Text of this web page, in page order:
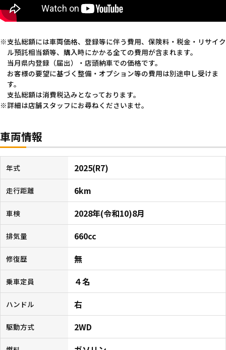
支払総額には車両価格、登録等に伴う費用、保険料・税金・リサイク
ル預託相当額等、購入時にかかる全ての費用が含まれます。
当月県内登録（届出）・店頭納車での価格です。
お客様の要望に基づく整備・オプション等の費用は別途申し受けま
す。
支払総額は消費税込みとなっております。
詳細は店舗スタッフにお尋ねくださいませ。
車両情報
年式 2025(R7)
走行距離 6km
車検 2028年(令和10)8月
排気量 660cc
修復歴 無
乗車定員 ４名
ハンドル 右
駆動方式 2WD